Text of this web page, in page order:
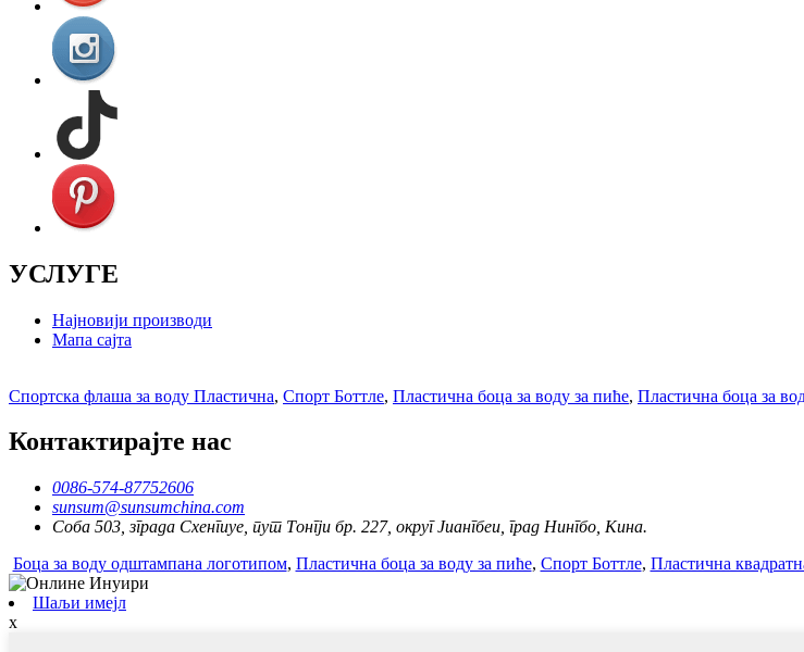
УСЛУГЕ
Најновији производи
Мапа сајта
Спортска флаша за воду Пластична, Спорт Боттле, Пластична боца за воду за пиће, Пластична боца за
Контактирајте нас
0086-574-87752606
sunsum@sunsumchina.com
Соба 503, зграда Схенгиуе, пут Тонгји бр. 227, округ Јиангбеи, град Нингбо, Кина.
Боца за воду одштампана логотипом, Пластична боца за воду за пиће, Спорт Боттле, Пластична
Шаљи имејл
x